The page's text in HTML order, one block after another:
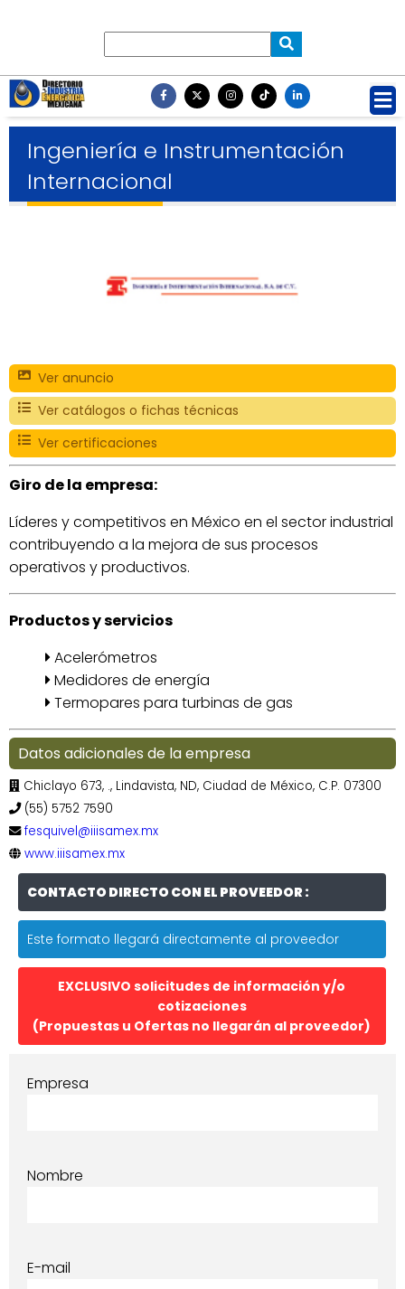
Ingeniería e Instrumentación
Internacional
Ver anuncio
Ver catálogos o fichas técnicas
Ver certificaciones
Giro de la empresa:
Líderes y competitivos en México en el sector industrial
contribuyendo a la mejora de sus procesos
operativos y productivos.
Productos y servicios
Acelerómetros
Medidores de energía
Termopares para turbinas de gas
Datos adicionales de la empresa
Chiclayo 673, ., Lindavista, ND, Ciudad de México, C.P. 07300
(55) 5752 7590
fesquivel@iiisamex.mx
www.iiisamex.mx
CONTACTO DIRECTO CON EL PROVEEDOR :
Este formato llegará directamente al proveedor
EXCLUSIVO solicitudes de información y/o
cotizaciones
(Propuestas u Ofertas no llegarán al proveedor)
Empresa
Nombre
E-mail